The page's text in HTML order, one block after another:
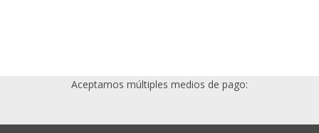
Aceptamos múltiples medios de pago: